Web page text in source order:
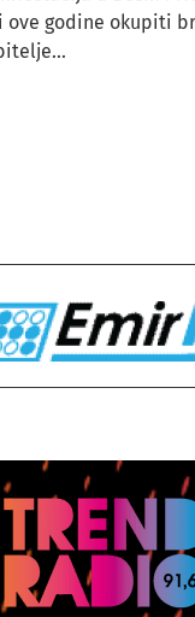
ove godine okupiti